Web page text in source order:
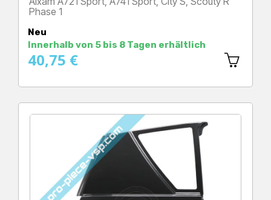
Phase 1
Neu
Innerhalb von 5 bis 8 Tagen erhältlich
40,75 €